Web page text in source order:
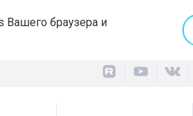
Вашего браузера и